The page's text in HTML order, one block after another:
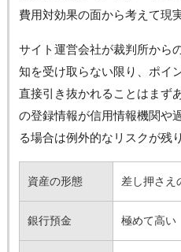
費用対効果の面から考えて現
サイト運営会社が裁判所から
知を受け取らない限り、ポイ
直接引き抜かれることはまず
の登録情報が信用情報機関や
る場合は例外的なリスクが残
資産の形態 差し押さえ
銀行預金 極めて高い